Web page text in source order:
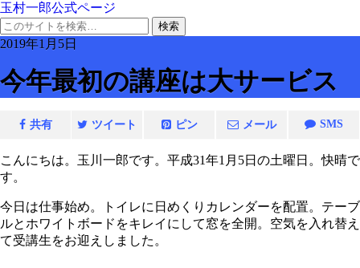
玉村一郎公式ページ
2019年1月5日
今年最初の講座は大サービス
共有 ツイート ピン メール SMS
こんにちは。玉川一郎です。平成31年1月5日の土曜日。快晴で
す。
今日は仕事始め。トイレに日めくりカレンダーを配置。テーブ
ルとホワイトボードをキレイにして窓を全開。空気を入れ替え
て受講生をお迎えしました。